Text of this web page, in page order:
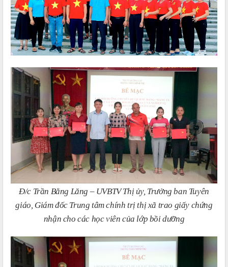
Đ/c Trần Bằng Lăng – UVBTV Thị ủy, Trưởng ban Tuyên
giáo, Giám đốc Trung tâm chính trị thị xã trao giấy chứng
nhận cho các học viên của lớp bồi dưỡng